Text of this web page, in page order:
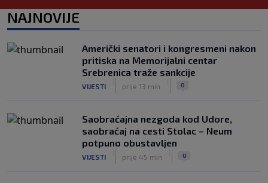
NOGOMET 7. aug.
prvenstvo ispod cijene?
NOGOMET
|
7. aug.
| 0
NAJNOVIJE
Američki senatori i kongresmeni nakon
pritiska na Memorijalni centar
Srebrenica traže sankcije
VIJESTI prije 13 min 0
Saobraćajna nezgoda kod Udore,
saobraćaj na cesti Stolac – Neum
potpuno obustavljen
VIJESTI prije 45 min 0